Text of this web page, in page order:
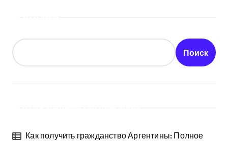
Поиск
Как получить гражданство Аргентины: Полное